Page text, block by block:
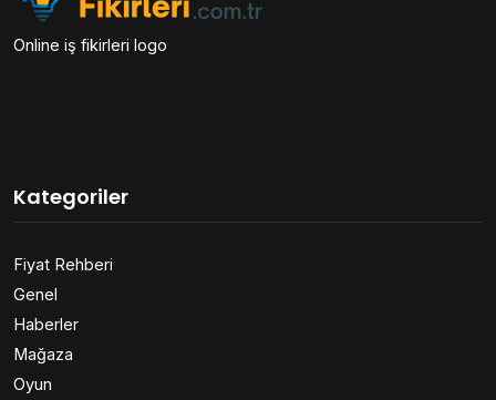
Online iş fikirleri logo
Kategoriler
Fiyat Rehberi
Genel
Haberler
Mağaza
Oyun